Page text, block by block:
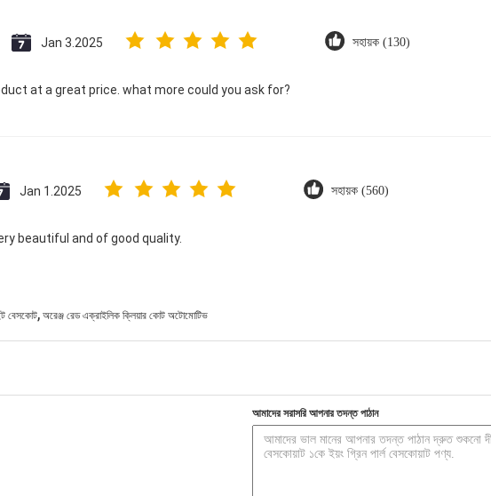
Jan 3.2025 সহায়ক (130)
at a great price. what more could you ask for?
Jan 1.2025 সহায়ক (560)
beautiful and of good quality.
বেসকোট, অরেঞ্জ রেড এক্রাইলিক ক্লিয়ার কোট অটোমোটিভ
আমাদের সরাসরি আপনার তদন্ত পাঠান